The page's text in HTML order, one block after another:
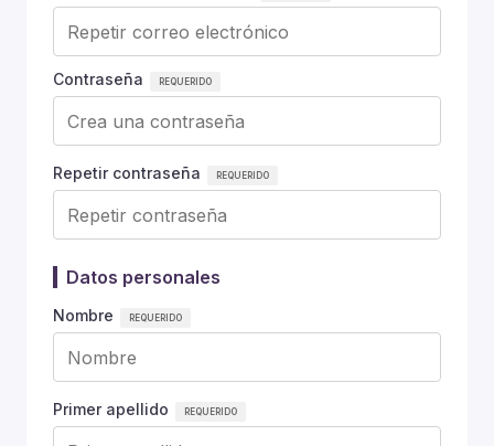
Contraseña
Repetir contraseña
Datos personales
Nombre
Primer apellido